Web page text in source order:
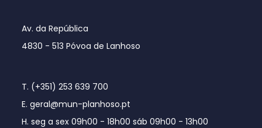
Av. da República
4830 - 513 Póvoa de Lanhoso
T. (+351) 253 639 700
E. geral@mun-planhoso.pt
H. seg a sex 09h00 - 18h00 sáb 09h00 - 13h00